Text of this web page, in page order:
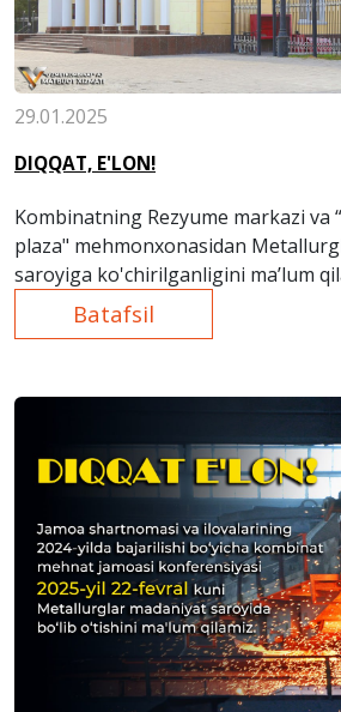
29.01.2025
DIQQAT, E'LON!
Kombinatning Rezyume markazi va
plaza" mehmonxonasidan
saroyiga ko'chirilganligini ma’lum
Batafsil